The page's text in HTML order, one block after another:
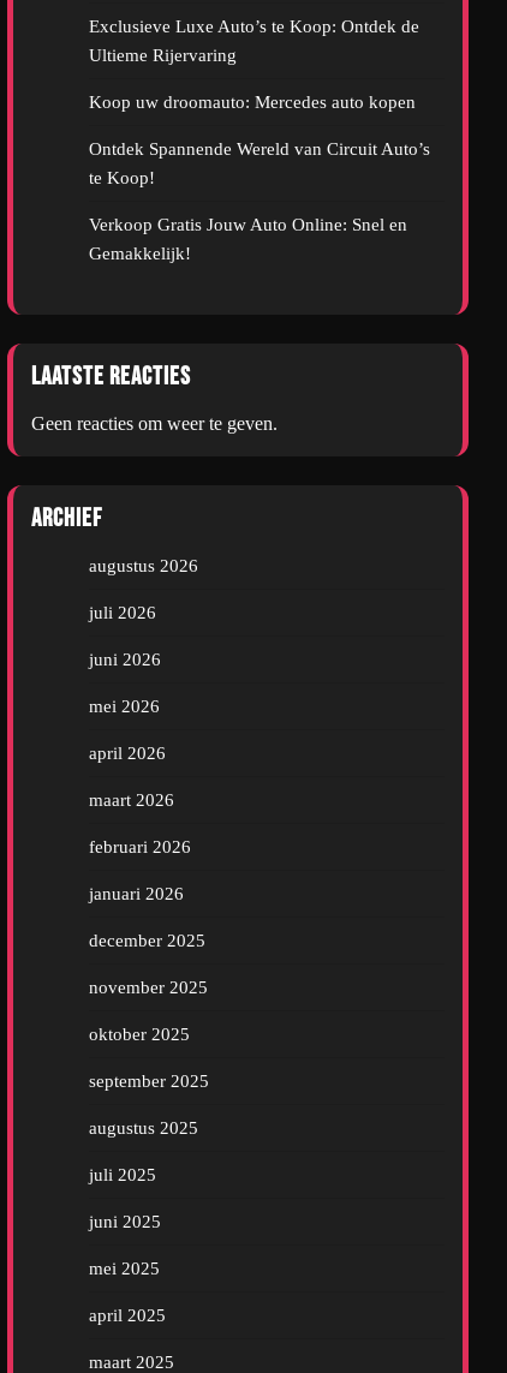
Exclusieve Luxe Auto’s te Koop: Ontdek de
Ultieme Rijervaring
Koop uw droomauto: Mercedes auto kopen
Ontdek Spannende Wereld van Circuit Auto’s
te Koop!
Verkoop Gratis Jouw Auto Online: Snel en
Gemakkelijk!
Laatste reacties
Geen reacties om weer te geven.
Archief
augustus 2026
juli 2026
juni 2026
mei 2026
april 2026
maart 2026
februari 2026
januari 2026
december 2025
november 2025
oktober 2025
september 2025
augustus 2025
juli 2025
juni 2025
mei 2025
april 2025
maart 2025